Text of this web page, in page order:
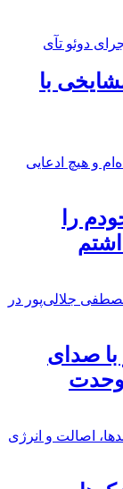
با
را
صدای
وحدت